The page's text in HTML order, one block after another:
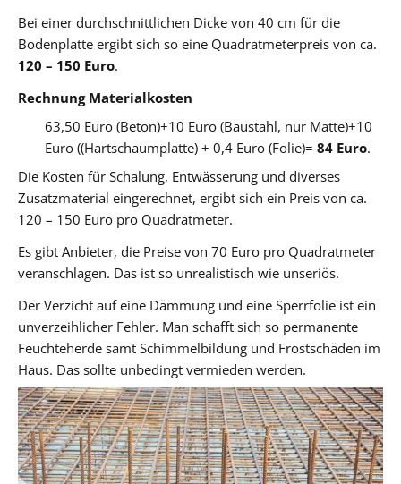
Bei einer durchschnittlichen Dicke von 40 cm für die
Bodenplatte ergibt sich so eine Quadratmeterpreis von ca.
120 – 150 Euro.
Rechnung Materialkosten
63,50 Euro (Beton)+10 Euro (Baustahl, nur Matte)+10
Euro ((Hartschaumplatte) + 0,4 Euro (Folie)= 84 Euro.
Die Kosten für Schalung, Entwässerung und diverses
Zusatzmaterial eingerechnet, ergibt sich ein Preis von ca.
120 – 150 Euro pro Quadratmeter.
Es gibt Anbieter, die Preise von 70 Euro pro Quadratmeter
veranschlagen. Das ist so unrealistisch wie unseriös.
Der Verzicht auf eine Dämmung und eine Sperrfolie ist ein
unverzeihlicher Fehler. Man schafft sich so permanente
Feuchteherde samt Schimmelbildung und Frostschäden im
Haus. Das sollte unbedingt vermieden werden.